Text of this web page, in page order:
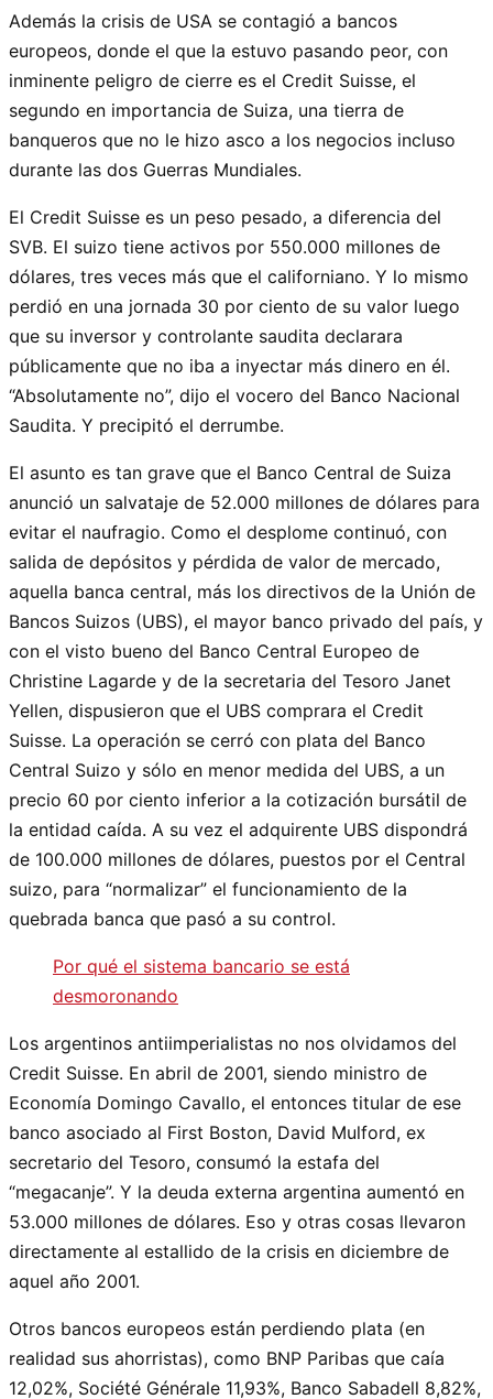
Además la crisis de USA se contagió a bancos
europeos, donde el que la estuvo pasando peor, con
inminente peligro de cierre es el Credit Suisse, el
segundo en importancia de Suiza, una tierra de
banqueros que no le hizo asco a los negocios incluso
durante las dos Guerras Mundiales.
El Credit Suisse es un peso pesado, a diferencia del
SVB. El suizo tiene activos por 550.000 millones de
dólares, tres veces más que el californiano. Y lo mismo
perdió en una jornada 30 por ciento de su valor luego
que su inversor y controlante saudita declarara
públicamente que no iba a inyectar más dinero en él.
“Absolutamente no”, dijo el vocero del Banco Nacional
Saudita. Y precipitó el derrumbe.
El asunto es tan grave que el Banco Central de Suiza
anunció un salvataje de 52.000 millones de dólares para
evitar el naufragio. Como el desplome continuó, con
salida de depósitos y pérdida de valor de mercado,
aquella banca central, más los directivos de la Unión de
Bancos Suizos (UBS), el mayor banco privado del país, y
con el visto bueno del Banco Central Europeo de
Christine Lagarde y de la secretaria del Tesoro Janet
Yellen, dispusieron que el UBS comprara el Credit
Suisse. La operación se cerró con plata del Banco
Central Suizo y sólo en menor medida del UBS, a un
precio 60 por ciento inferior a la cotización bursátil de
la entidad caída. A su vez el adquirente UBS dispondrá
de 100.000 millones de dólares, puestos por el Central
suizo, para “normalizar” el funcionamiento de la
quebrada banca que pasó a su control.
Por qué el sistema bancario se está
desmoronando
Los argentinos antiimperialistas no nos olvidamos del
Credit Suisse. En abril de 2001, siendo ministro de
Economía Domingo Cavallo, el entonces titular de ese
banco asociado al First Boston, David Mulford, ex
secretario del Tesoro, consumó la estafa del
“megacanje”. Y la deuda externa argentina aumentó en
53.000 millones de dólares. Eso y otras cosas llevaron
directamente al estallido de la crisis en diciembre de
aquel año 2001.
Otros bancos europeos están perdiendo plata (en
realidad sus ahorristas), como BNP Paribas que caía
12,02%, Société Générale 11,93%, Banco Sabadell 8,82%,